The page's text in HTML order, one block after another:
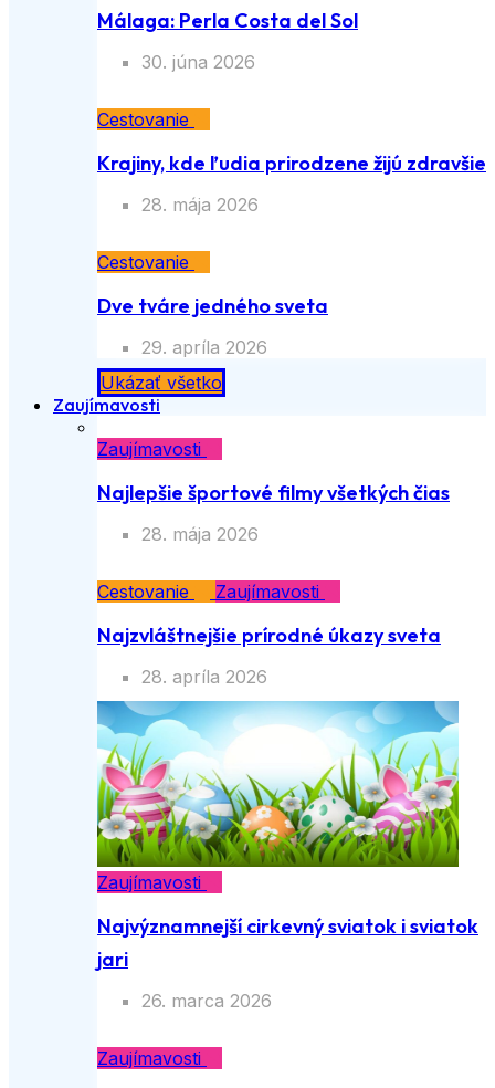
Málaga: Perla Costa del Sol
30. júna 2026
Cestovanie
Krajiny, kde ľudia prirodzene žijú zdravšie
28. mája 2026
Cestovanie
Dve tváre jedného sveta
29. apríla 2026
Ukázať všetko
Zaujímavosti
Zaujímavosti
Najlepšie športové filmy všetkých čias
28. mája 2026
Cestovanie Zaujímavosti
Najzvláštnejšie prírodné úkazy sveta
28. apríla 2026
Zaujímavosti
Najvýznamnejší cirkevný sviatok i sviatok
jari
26. marca 2026
Zaujímavosti